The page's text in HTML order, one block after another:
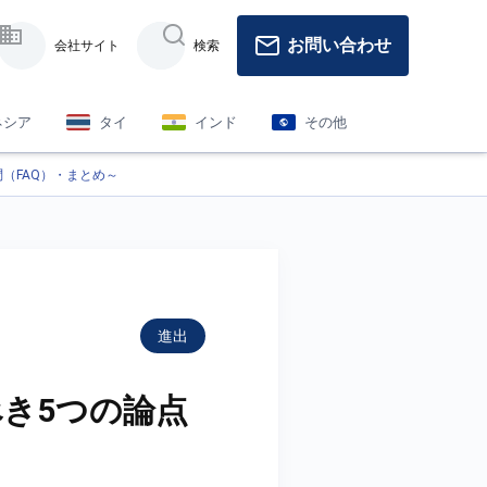
会社サイト 検索 お問い合わせ
ア タイ インド その他
FAQ）・まとめ～
進出
5つの論点